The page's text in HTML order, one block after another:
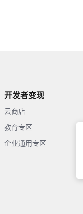
开发者变现
云商店
教育专区
企业通用专区